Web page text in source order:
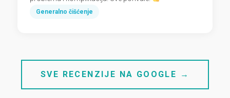
Generalno čišćenje
SVE RECENZIJE NA GOOGLE →